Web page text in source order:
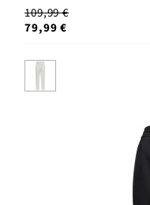
109,99 €
79,99 €